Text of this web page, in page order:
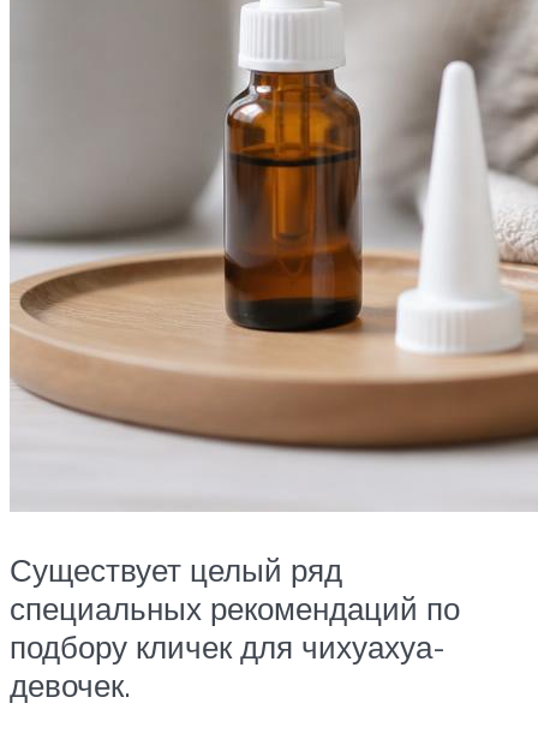
Существует целый ряд
специальных рекомендаций по
подбору кличек для чихуахуа-
девочек.